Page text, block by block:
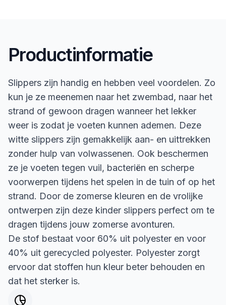
Productinformatie
Slippers zijn handig en hebben veel voordelen. Zo
kun je ze meenemen naar het zwembad, naar het
strand of gewoon dragen wanneer het lekker
weer is zodat je voeten kunnen ademen. Deze
witte slippers zijn gemakkelijk aan- en uittrekken
zonder hulp van volwassenen. Ook beschermen
ze je voeten tegen vuil, bacteriën en scherpe
voorwerpen tijdens het spelen in de tuin of op het
strand. Door de zomerse kleuren en de vrolijke
ontwerpen zijn deze kinder slippers perfect om te
dragen tijdens jouw zomerse avonturen.
De stof bestaat voor 60% uit polyester en voor
40% uit gerecycled polyester. Polyester zorgt
ervoor dat stoffen hun kleur beter behouden en
dat het sterker is.